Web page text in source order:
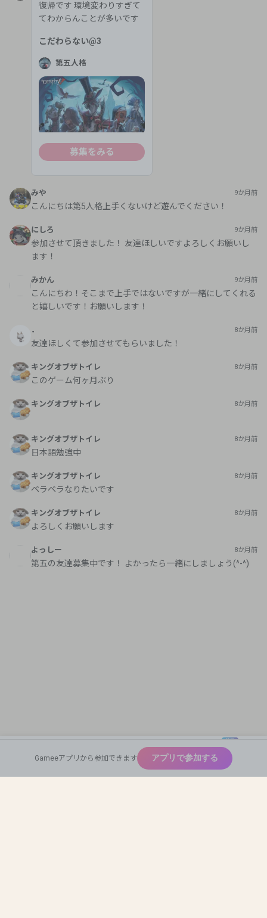
Auto Match
注目
広めたい
神ゲー
復帰です 環境変わりすぎて
てわからんことが多いです
こだわらない@3
第五人格
募集をみる
みや 9か月前
こんにちは第5人格上手くないけど遊んでください！
にしろ 9か月前
参加させて頂きました！ 友達ほしいですよろしくお願いし
ます！
みかん 9か月前
こんにちわ！そこまで上手ではないですが一緒にしてくれる
と嬉しいです！お願いします！
． 8か月前
友達ほしくて参加させてもらいました！
キングオブザトイレ 8か月前
このゲーム何ヶ月ぶり
キングオブザトイレ 8か月前
キングオブザトイレ 8か月前
日本語勉強中
キングオブザトイレ 8か月前
ペラペラなりたいです
キングオブザトイレ 8か月前
よろしくお願いします
よっしー 8か月前
第五の友達募集中です！ よかったら一緒にしましょう(^-^)
Gameeアプリから参加できます アプリで参加する